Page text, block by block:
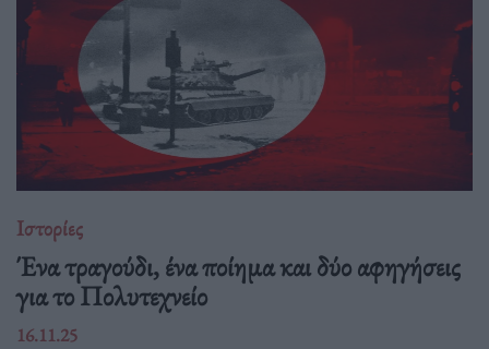
Ιστορίες
Ένα τραγούδι, ένα ποίημα και δύο αφηγήσεις
για το Πολυτεχνείο
16.11.25